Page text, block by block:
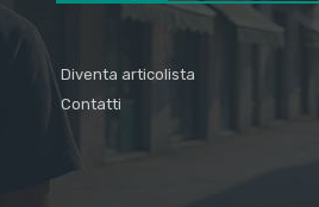
Diventa articolista
Contatti